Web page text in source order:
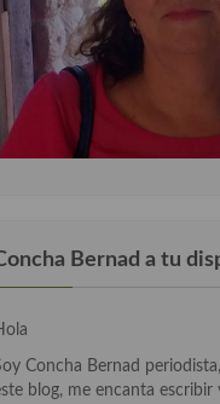
Bernad a tu
Concha Bernad
blog, me encanta escribir